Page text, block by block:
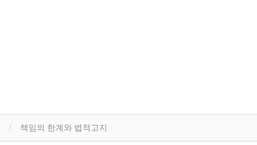
책임의 한계와 법적고지